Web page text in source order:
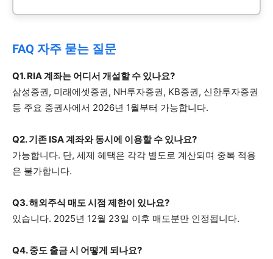
FAQ 자주 묻는 질문
Q1. RIA 계좌는 어디서 개설할 수 있나요?
삼성증권, 미래에셋증권, NH투자증권, KB증권, 신한투자증권
등 주요 증권사에서 2026년 1월부터 가능합니다.
Q2. 기존 ISA 계좌와 동시에 이용할 수 있나요?
가능합니다. 단, 세제 혜택은 각각 별도로 계산되며 중복 적용
은 불가합니다.
Q3. 해외주식 매도 시점 제한이 있나요?
있습니다. 2025년 12월 23일 이후 매도분만 인정됩니다.
Q4. 중도 출금 시 어떻게 되나요?